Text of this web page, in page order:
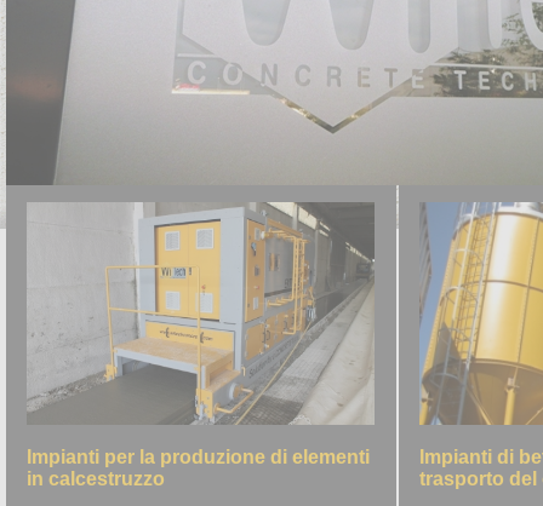
Impianti per la produzione di elementi
in calcestruzzo
Impianti di
trasporto del